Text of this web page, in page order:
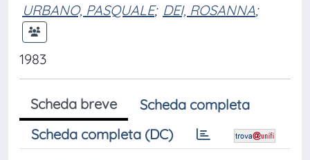
URBANO, PASQUALE; DEI, ROSANNA;
1983
Scheda breve
Scheda completa
Scheda completa (DC)